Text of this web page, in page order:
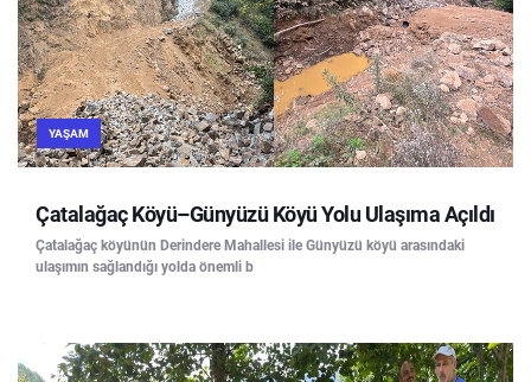
YAŞAM
Çatalağaç Köyü–Günyüzü Köyü Yolu Ulaşıma Açıldı
Çatalağaç köyünün Derindere Mahallesi ile Günyüzü köyü arasındaki
ulaşımın sağlandığı yolda önemli b